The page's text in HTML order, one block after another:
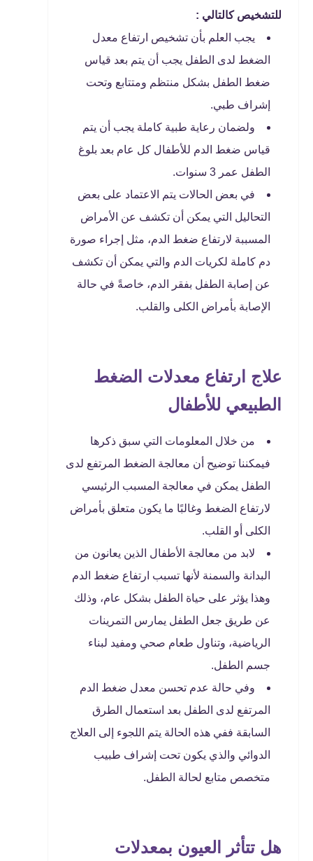
للتشخيص كالتالي :
يجب العلم بأن تشخيص ارتفاع معدل
الضغط لدى الطفل يجب أن يتم بعد قياس
ضغط الطفل بشكل منتظم ومتتابع وتحت
إشراف طبي.
ولضمان رعاية طبية كاملة يجب أن يتم
قياس ضغط الدم للأطفال كل عام بعد بلوغ
الطفل عمر 3 سنوات.
في بعض الحالات يتم الاعتماد على بعض
التحاليل التي يمكن أن تكشف عن الأمراض
المسببة لارتفاع ضغط الدم، مثل إجراء صورة
دم كاملة لكريات الدم والتي يمكن أن تكشف
عن إصابة الطفل بفقر الدم، خاصةً في حالة
الإصابة بأمراض الكلى والقلب.
علاج ارتفاع معدلات الضغط
الطبيعي للأطفال
من خلال المعلومات التي سبق ذكرها
فيمكننا توضيح أن معالجة الضغط المرتفع لدى
الطفل يمكن في معالجة المسبب الرئيسي
لارتفاع الضغط وغالبًا ما يكون متعلق بأمراض
الكلى أو القلب.
لابد من معالجة الأطفال الذين يعانون من
البدانة والسمنة لأنها تسبب ارتفاع ضغط الدم
وهذا يؤثر على حياة الطفل بشكل عام، وذلك
عن طريق جعل الطفل يمارس التمرينات
الرياضية، وتناول طعام صحي ومفيد لبناء
جسم الطفل.
وفي حالة عدم تحسن معدل ضغط الدم
المرتفع لدى الطفل بعد استعمال الطرق
السابقة ففي هذه الحالة يتم اللجوء إلى العلاج
الدوائي والذي يكون تحت إشراف طبيب
متخصص متابع لحالة الطفل.
هل تتأثر العيون بمعدلات